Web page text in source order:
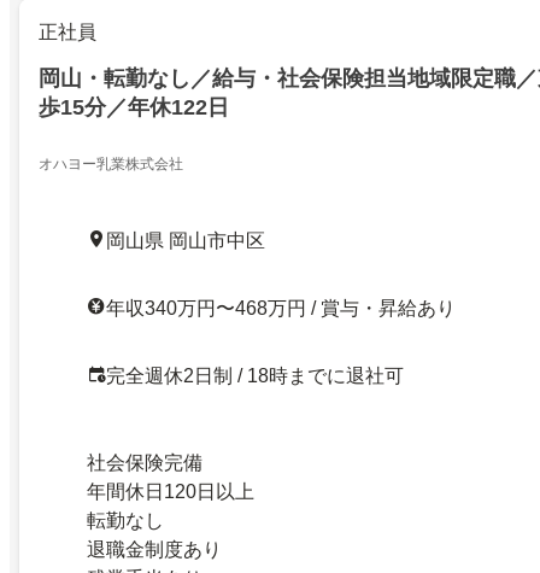
正社員
岡山・転勤なし／給与・社会保険担当地域限定職
歩15分／年休122日
オハヨー乳業株式会社
岡山県 岡山市中区
年収340万円〜468万円 / 賞与・昇給あり
完全週休2日制 / 18時までに退社可
社会保険完備
年間休日120日以上
転勤なし
退職金制度あり